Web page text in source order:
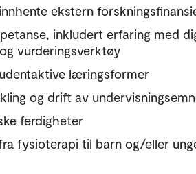
ekstern
inkludert erfaring med
vurderingsverktøy
læringsformer
og drift av
ferdigheter
fysioterapi til barn og/eller